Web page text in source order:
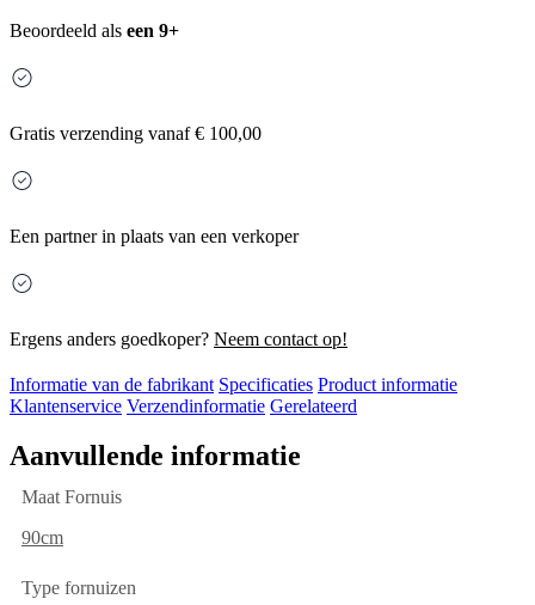
Beoordeeld als een 9+
Gratis verzending vanaf € 100,00
Een partner in plaats van een verkoper
Ergens anders goedkoper? Neem contact op!
Informatie van de fabrikant Specificaties Product informatie
Klantenservice Verzendinformatie Gerelateerd
Aanvullende informatie
Maat Fornuis
90cm
Type fornuizen